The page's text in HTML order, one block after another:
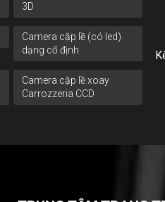
3D
Camera cặp lề (có led)
dạng cố định
Camera cặp lề xoay
Carrozzeria CCD